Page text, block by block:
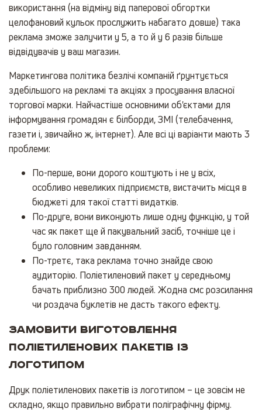
використання (на відміну від паперової обгортки
целофановий кульок прослужить набагато довше) така
реклама зможе залучити у 5, а то й у 6 разів більше
відвідувачів у ваш магазин.
Маркетингова політика безлічі компаній ґрунтується
здебільшого на рекламі та акціях з просування власної
торгової марки. Найчастіше основними об'єктами для
інформування громадян є білборди, ЗМІ (телебачення,
газети і, звичайно ж, інтернет). Але всі ці варіанти мають 3
проблеми:
По-перше, вони дорого коштують і не у всіх,
особливо невеликих підприємств, вистачить місця в
бюджеті для такої статті видатків.
По-друге, вони виконують лише одну функцію, у той
час як пакет ще й пакувальний засіб, точніше це і
було головним завданням.
По-третє, така реклама точно знайде свою
аудиторію. Поліетиленовий пакет у середньому
бачать приблизно 300 людей. Жодна смс розсилання
чи роздача буклетів не дасть такого ефекту.
Замовити виготовлення
поліетиленових пакетів із
логотипом
Друк поліетиленових пакетів із логотипом – це зовсім не
складно, якщо правильно вибрати поліграфічну фірму.